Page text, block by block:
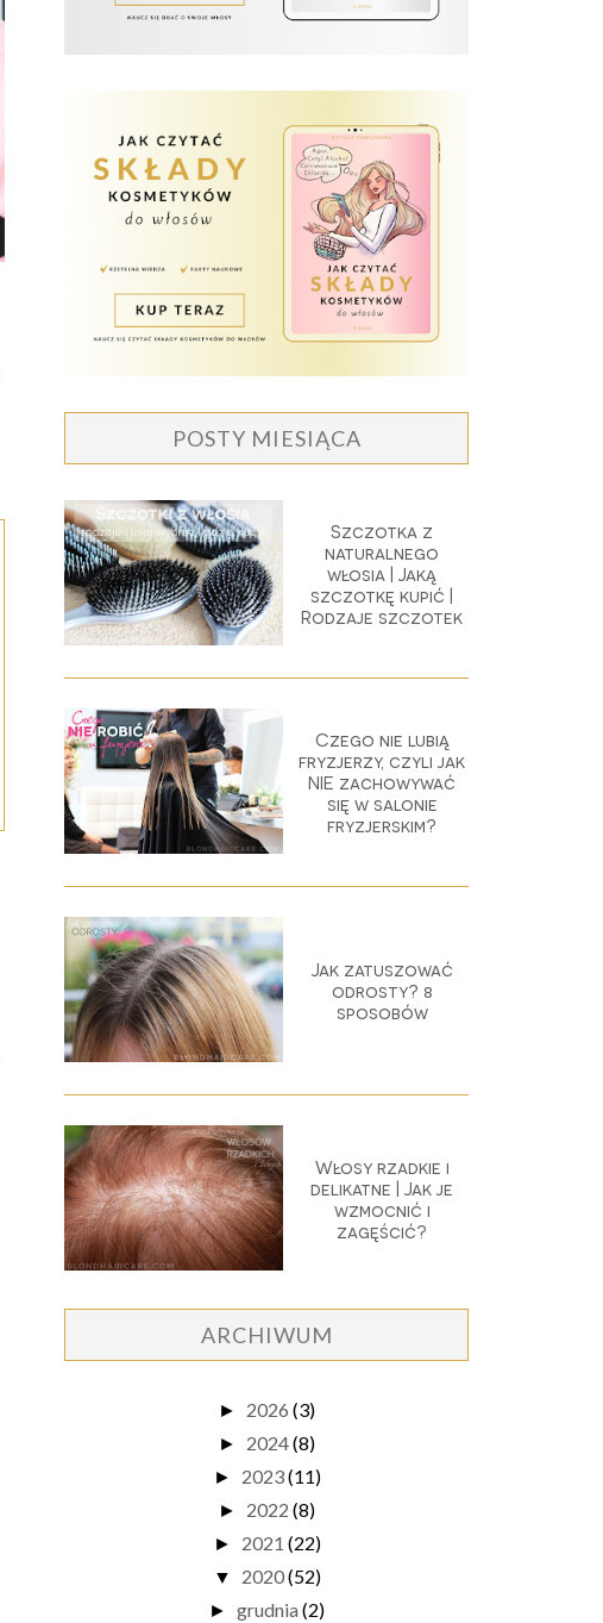
POSTY MIESIĄCA
Szczotka z
naturalnego
włosia | Jaką
szczotkę kupić |
Rodzaje szczotek
Czego nie lubią
fryzjerzy, czyli jak
NIE zachowywać
się w salonie
fryzjerskim?
Jak zatuszować
odrosty? 8
sposobów
Włosy rzadkie i
delikatne | Jak je
wzmocnić i
zagęścić?
ARCHIWUM
► 2026 (3)
► 2024(8)
► 2023(11)
► 2022 (8)
► 2021 (22)
▼ 2020(52)
► grudnia (2)